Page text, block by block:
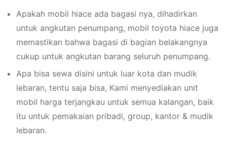
Apakah mobil hiace ada bagasi nya, dihadirkan
untuk angkutan penumpang, mobil toyota hiace juga
memastikan bahwa bagasi di bagian belakangnya
cukup untuk angkutan barang seluruh penumpang.
Apa bisa sewa disini untuk luar kota dan mudik
lebaran, tentu saja bisa, Kami menyediakan unit
mobil harga terjangkau untuk semua kalangan, baik
itu untuk pemakaian pribadi, group, kantor & mudik
lebaran.